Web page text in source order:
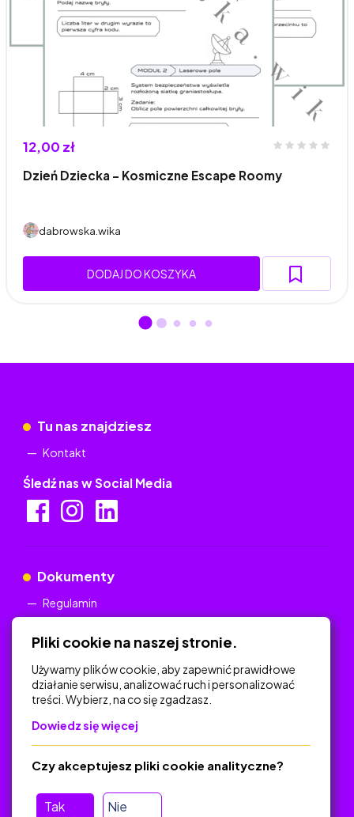
12,00 zł
Dzień Dziecka - Kosmiczne Escape Roomy
dabrowska.wika
DODAJ DO KOSZYKA
Tu nas znajdziesz
Kontakt
Śledź nas w Social Media
Dokumenty
Regulamin
Na skróty
Polityka Prywatności
Regulamin
O platformie
Baza materiałów dydaktycznych
Pliki cookie na naszej stronie.
Używamy plików cookie, aby zapewnić prawidłowe
działanie serwisu, analizować ruch i personalizować
treści. Wybierz, na co się zgadzasz.
Dowiedz się więcej
Tak Nie
Czy akceptujesz pliki cookie analityczne?